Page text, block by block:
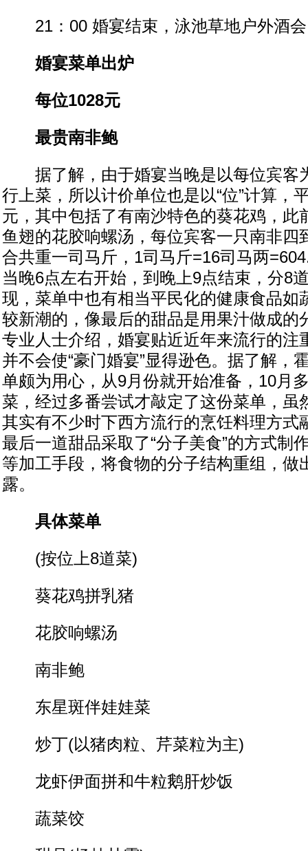
21：00 婚宴结束，泳池草地户外酒会
婚宴菜单出炉
每位1028元
最贵南非鲍
据了解，由于婚宴当晚是以每位宾客
行上菜，所以计价单位也是以“位”计算，
元，其中包括了有南沙特色的葵花鸡，此
鱼翅的花胶响螺汤，每位宾客一只南非四
合共重一司马斤，1司马斤=16司马两
当晚6点左右开始，到晚上9点结束，分8
现，菜单中也有相当平民化的健康食品如
较新潮的，像最后的甜品是用果汁做成的
专业人士介绍，婚宴贴近近年来流行的注
并不会使“豪门婚宴”显得逊色。据了解，
单颇为用心，从9月份就开始准备，10月
菜，经过多番尝试才敲定了这份菜单，虽
其实有不少时下西方流行的烹饪料理方式
最后一道甜品采取了“分子美食”的方式制
等加工手段，将食物的分子结构重组，做
露。
具体菜单
(按位上8道菜)
葵花鸡拼乳猪
花胶响螺汤
南非鲍
东星斑伴娃娃菜
炒丁(以猪肉粒、芹菜粒为主)
龙虾伊面拼和牛粒鹅肝炒饭
蔬菜饺